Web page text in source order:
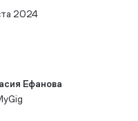
2024
Ефанова